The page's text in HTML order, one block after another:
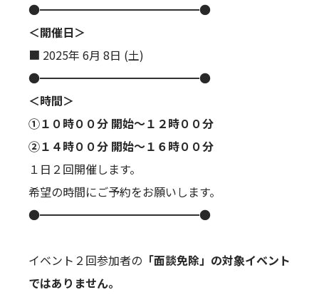
●━━━━━━━━━━━━━━●
＜開催日＞
■ 2025年 6月 8日 (土)
●━━━━━━━━━━━━━━●
＜時間＞
①１０時００分 開始～１２時００分
②１４時００分 開始～１６時００分
１日２回開催します。
希望の時間にご予約をお願いします。
●━━━━━━━━━━━━━━●
イベント２回参加者の 「面談免除」の対象イベント
ではありません。